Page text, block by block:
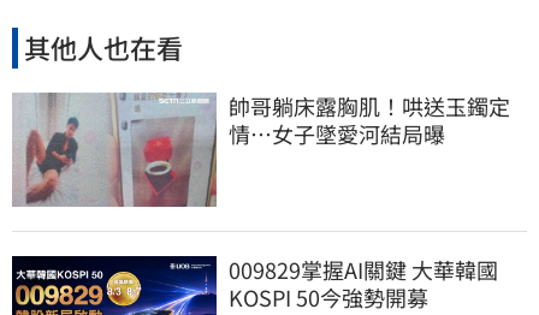
其他人也在看
帥哥躺床露胸肌！哄送玉鐲定
情…女子墜愛河結局曝
009829掌握AI關鍵 大華韓國
KOSPI 50今強勢開募